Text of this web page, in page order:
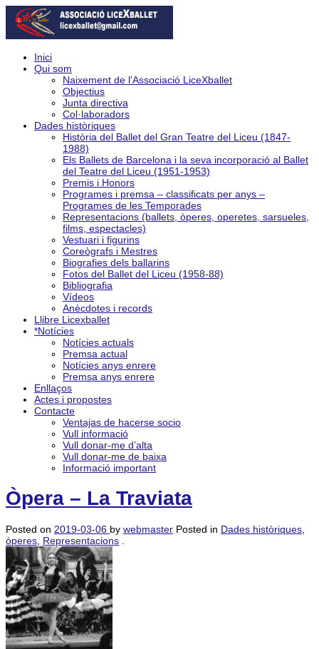
Inici
Qui som
Naixement de l’Associació LiceXballet
Objectius
Junta directiva
Col·laboradors
Dades històriques
Història del Ballet del Gran Teatre del Liceu (1847-
1988)
Els Ballets de Barcelona i la seva incorporació al Ballet
del Teatre del Liceu (1951-1953)
Premis i Honors
Programes i premsa – classificats per anys –
Programes de les Temporades
Representacions (ballets, òperes, operetes, sarsueles,
films, espectacles)
Vestuari i figurins
Coreògrafs i Mestres
Biografies dels ballarins
Fotos del Ballet del Liceu (1958-88)
Bibliografia
Vídeos
Anècdotes i records
Llibre Licexballet
*Notícies
Notícies actuals
Premsa actual
Notícies anys enrere
Premsa anys enrere
Enllaços
Actes i propostes
Contacte
Ventajas de hacerse socio
Vull informació
Vull donar-me d’alta
Vull donar-me de baixa
Informació important
Òpera – La Traviata
Posted on 2019-03-06 by webmaster Posted in Dades històriques
òperes Representacions